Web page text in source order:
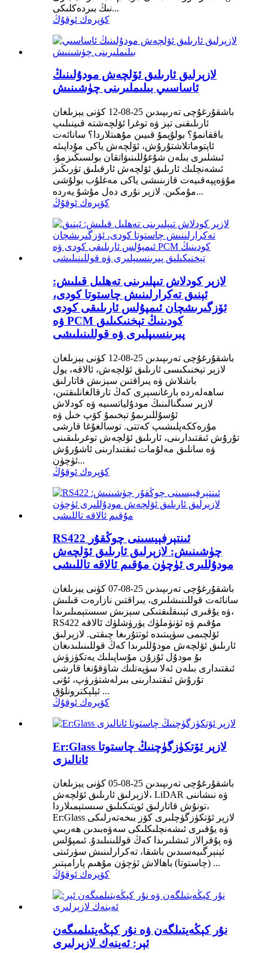
نىڭ بىردەكلىكى...
كۆپرەك ئوقۇڭ
لازېرلىق ئارىلىق ئۆلچەش مودۇلىنىڭ
ئاساسىي بىلىملىرىنى چۈشىنىش
باشقۇرغۇچى تەرىپىدىن 25-08-12 كۈنى يېزىلغان
ئارىلىقنى تېز ۋە توغرا ئۆلچەشتە قىينىلىپ
باققانمۇ؟ بولۇپمۇ قىيىن مۇھىتلاردا؟ سانائەت
ئاپتوماتلاشتۇرۇش، ئۆلچەش ياكى مۇداپىئە
ئىشلىرى بىلەن شۇغۇللىنىۋاتقان بولسىڭىزمۇ،
ئىشەنچلىك ئارىلىق ئۆلچەش ئارقىلىق تۈرىڭىز
مۇۋەپپەقىيەت قازىنىشى ياكى مەغلۇب بولۇشى
مۇمكىن. لازېر نۇرى دەل مۇشۇ يەردە...
كۆپرەك ئوقۇڭ
لازېر كودلاش تىپلىرىنى تەھلىل قىلىش:
ئېنىق تەكرارلىنىش چاستوتا كودى،
ئۆزگىرىشچان ئىمپۇلس ئارىلىقى كودى
ۋە PCM كودىنىڭ تېخنىكىلىق
پىرىنسىپلىرى ۋە قوللىنىلىشى
باشقۇرغۇچى تەرىپىدىن 25-08-12 كۈنى يېزىلغان
لازېر تېخنىكىسى ئارىلىق ئۆلچەش، ئالاقە، يول
باشلاش ۋە يىراقتىن سېزىش قاتارلىق
ساھەلەردە بارغانسېرى كەڭ تارقالغانلىقتىن،
لازېر سىگنالىنىڭ مودۇلياتسىيە ۋە كودلاش
ئۇسۇللىرىمۇ تېخىمۇ كۆپ خىل ۋە
مۇرەككەپلىشىپ كەتتى. توسالغۇغا قارشى
تۇرۇش ئىقتىدارىنى، ئارىلىق ئۆلچەش توغرىلىقىنى
ۋە سانلىق مەلۇمات ئىقتىدارىنى ئاشۇرۇش
ئۈچۈن...
كۆپرەك ئوقۇڭ
RS422 ئىنتېرفېيسىنى چوڭقۇر
چۈشىنىش: لازېرلىق ئارىلىق ئۆلچەش
مودۇللىرى ئۈچۈن مۇقىم ئالاقە تاللىشى
باشقۇرغۇچى تەرىپىدىن 25-08-07 كۈنى يېزىلغان
سانائەت قوللىنىشلىرى، يىراقتىن نازارەت قىلىش
ۋە يۇقىرى ئېنىقلىقتىكى سېزىش سىستېمىلىرىدا،
RS422 مۇقىم ۋە ئۈنۈملۈك يۈرۈشلۈك ئالاقە
ئۆلچىمى سۈپىتىدە ئوتتۇرىغا چىقتى. لازېرلىق
ئارىلىق ئۆلچەش مودۇللىرىدا كەڭ قوللىنىلىدىغان
بۇ مودۇل ئۇزۇن مۇساپىلىك يەتكۈزۈش
ئىقتىدارى بىلەن ئەلا سۈپەتلىك شاۋقۇنغا قارشى
تۇرۇش ئىقتىدارىنى بىرلەشتۈرۈپ، ئۇنى
ئېلېكترونلۇق ...
كۆپرەك ئوقۇڭ
Er:Glass لازېر ئۆتكۈزگۈچنىڭ چاستوتا
ئانالىزى
باشقۇرغۇچى تەرىپىدىن 25-08-05 كۈنى يېزىلغان
لازېرلىق ئارىلىق ئۆلچەش، LiDAR ۋە نىشاننى
تونۇش قاتارلىق ئوپتىكىلىق سىستېمىلاردا،
Er:Glass لازېر ئۆتكۈزگۈچلىرى كۆز بىخەتەرلىكى
ۋە يۇقىرى ئىشەنچلىكلىكى سەۋەبىدىن ھەربىي
ۋە پۇقرالار ئىشلىرىدا كەڭ قوللىنىلىدۇ. ئىمپۇلس
ئېنېرگىيەسىدىن باشقا، تەكرارلىنىش سۈرئىتى
(چاستوتا) باھالاش ئۈچۈن مۇھىم پارامېتىر ...
كۆپرەك ئوقۇڭ
نۇر كېڭەيتىلگەن ۋە نۇر كېڭەيتىلمىگەن
ئېر: ئەينەك لازېرلىرى